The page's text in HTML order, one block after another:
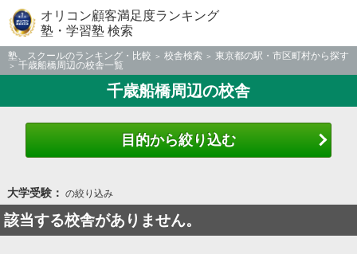
オリコン顧客満足度ランキング
塾・学習塾 検索
塾、スクールのランキング・比較 校舎検索
東京都の駅・市区町村から探す
千歳船橋周辺の校舎一覧
千歳船橋周辺の校舎
目的から絞り込む
大学受験： の絞り込み
該当する校舎がありません。